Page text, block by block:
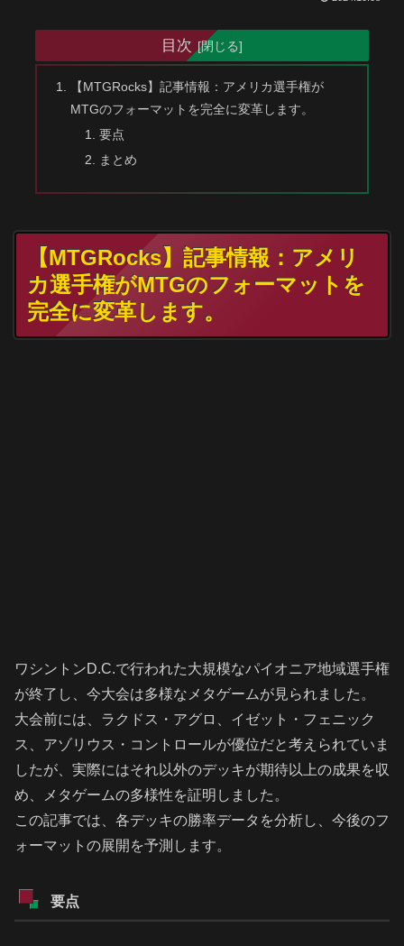
目次
【MTGRocks】記事情報：アメリカ選手権が
MTGのフォーマットを完全に変革します。
要点
まとめ
【MTGRocks】記事情報：アメリ
カ選手権がMTGのフォーマットを
完全に変革します。
ワシントンD.C.で行われた大規模なパイオニア地域選手権
が終了し、今大会は多様なメタゲームが見られました。
大会前には、ラクドス・アグロ、イゼット・フェニック
ス、アゾリウス・コントロールが優位だと考えられていま
したが、実際にはそれ以外のデッキが期待以上の成果を収
め、メタゲームの多様性を証明しました。
この記事では、各デッキの勝率データを分析し、今後のフ
ォーマットの展開を予測します。
要点